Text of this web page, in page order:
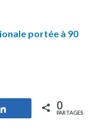
portée à 90
Partagez 0
PARTAGES